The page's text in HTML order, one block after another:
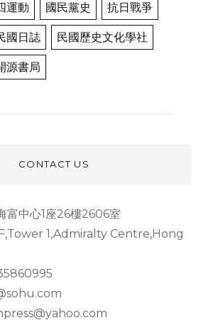
運動 國民黨史 抗日戰爭
國日誌 民國歷史文化學社
源書局
CONTACT US
富中心1座26樓2606室
1,Admiralty Centre,Hong